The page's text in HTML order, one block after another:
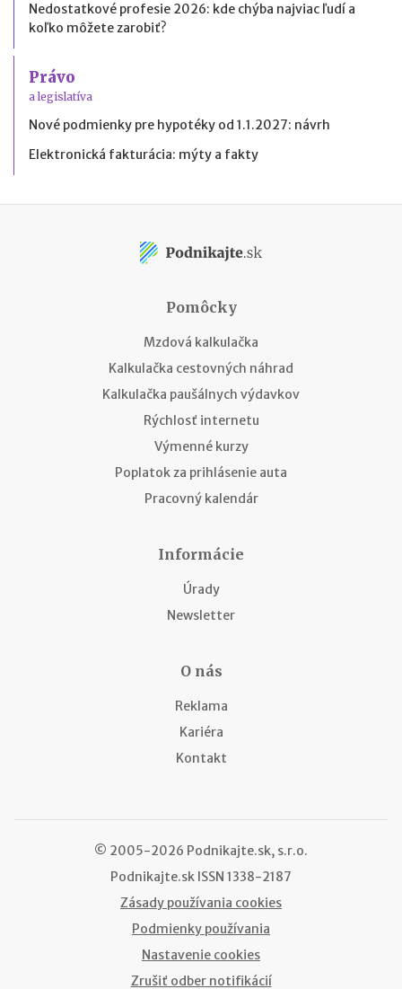
Nedostatkové profesie 2026: kde chýba najviac ľudí a
koľko môžete zarobiť?
Právo
a legislatíva
Nové podmienky pre hypotéky od 1.1.2027: návrh
Elektronická fakturácia: mýty a fakty
Pomôcky
Mzdová kalkulačka
Kalkulačka cestovných náhrad
Kalkulačka paušálnych výdavkov
Rýchlosť internetu
Výmenné kurzy
Poplatok za prihlásenie auta
Pracovný kalendár
Informácie
Úrady
Newsletter
O nás
Reklama
Kariéra
Kontakt
© 2005-2026 Podnikajte.sk, s.r.o.
Podnikajte.sk ISSN 1338-2187
Zásady používania cookies
Podmienky používania
Nastavenie cookies
Zrušiť odber notifikácií